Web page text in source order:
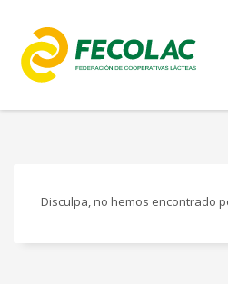
Disculpa, no hemos encontrado